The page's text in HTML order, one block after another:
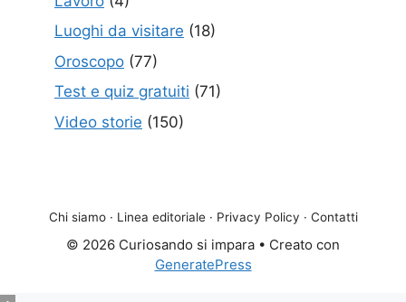
Luoghi da visitare (18)
Oroscopo (77)
Test e quiz gratuiti (71)
Video storie (150)
Chi siamo · Linea editoriale · Privacy Policy · Contatti
© 2026 Curiosando si impara • Creato con
GeneratePress